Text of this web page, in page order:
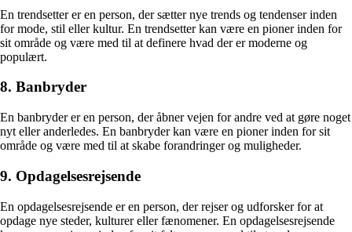
En trendsetter er en person, der sætter nye trends og tendenser inden
for mode, stil eller kultur. En trendsetter kan være en pioner inden for
sit område og være med til at definere hvad der er moderne og
populært.
8. Banbryder
En banbryder er en person, der åbner vejen for andre ved at gøre noget
nyt eller anderledes. En banbryder kan være en pioner inden for sit
område og være med til at skabe forandringer og muligheder.
9. Opdagelsesrejsende
En opdagelsesrejsende er en person, der rejser og udforsker for at
opdage nye steder, kulturer eller fænomener. En opdagelsesrejsende